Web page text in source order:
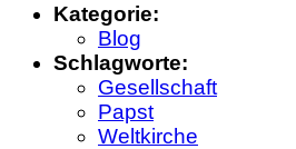
Kategorie:
Blog
Schlagworte:
Gesellschaft
Papst
Weltkirche